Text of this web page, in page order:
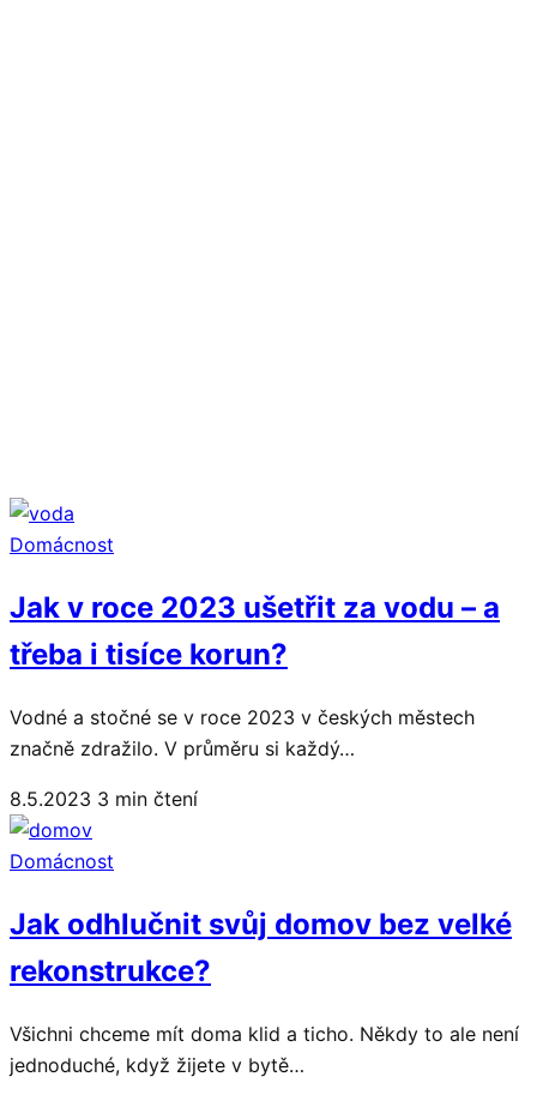
Domácnost
Jak v roce 2023 ušetřit za vodu – a
třeba i tisíce korun?
Vodné a stočné se v roce 2023 v českých městech
značně zdražilo. V průměru si každý…
8.5.2023 3 min čtení
Domácnost
Jak odhlučnit svůj domov bez velké
rekonstrukce?
Všichni chceme mít doma klid a ticho. Někdy to ale není
jednoduché, když žijete v bytě…